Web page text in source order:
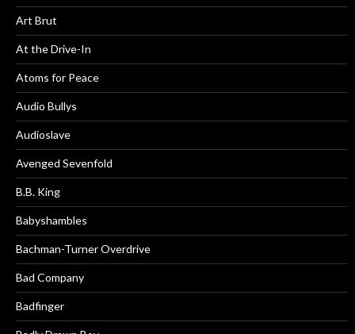
Art Brut
At the Drive-In
Atoms for Peace
Audio Bullys
Audioslave
Avenged Sevenfold
B.B. King
Babyshambles
Bachman-Turner Overdrive
Bad Company
Badfinger